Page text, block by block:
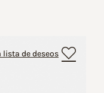
de deseos